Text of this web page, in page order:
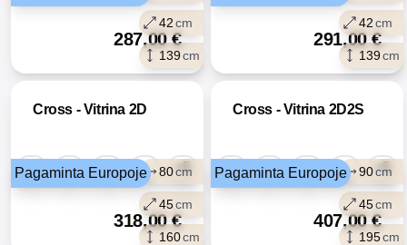
42cm
139cm
287,00€
42cm
139cm
291,00€
Cross - Vitrina 2D
80cm
45cm
160cm
Pagaminta Europoje +5
318,00€
Cross - Vitrina 2D2S
90cm
45cm
195cm
Pagaminta Europoje +5
407,00€